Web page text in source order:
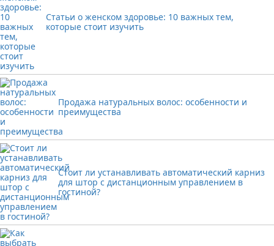
Статьи о женском здоровье: 10 важных тем,
которые стоит изучить
Продажа натуральных волос: особенности и
преимущества
Стоит ли устанавливать автоматический карниз
для штор с дистанционным управлением в
гостиной?